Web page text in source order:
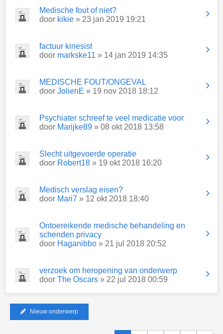
Medische fout of niet?
door kikie » 23 jan 2019 19:21
factuur kinesist
door markske11 » 14 jan 2019 14:35
MEDISCHE FOUT/ONGEVAL
door JolienE » 19 nov 2018 18:12
Psychiater schreef te veel medicatie voor
door Marijke89 » 08 okt 2018 13:58
Slecht uitgevoerde operatie
door Robert18 » 19 okt 2018 16:20
Medisch verslag eisen?
door Mari7 » 12 okt 2018 18:40
Ontoereikende medische behandeling en
schenden privacy
door Haganibbo » 21 jul 2018 20:52
verzoek om heropening van onderwerp
door The Oscars » 22 jul 2018 00:59
Nieuw onderwerp